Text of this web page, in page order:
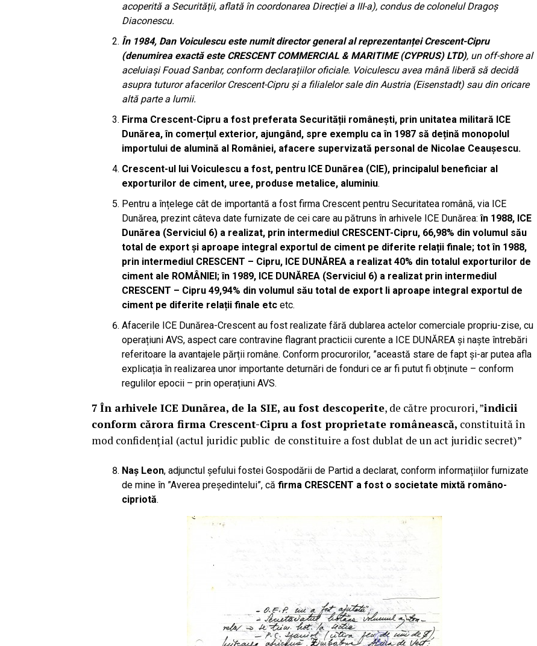
acoperită a Securității, aflată în coordonarea Direcției a III-a), condus de colonelul Dragoș
Diaconescu.
În 1984, Dan Voiculescu este numit director general al reprezentanței Crescent-Cipru
(denumirea exactă este CRESCENT COMMERCIAL & MARITIME (CYPRUS) LTD), un off-shore al
aceluiași Fouad Sanbar, conform declarațiilor oficiale. Voiculescu avea mână liberă să decidă
asupra tuturor afacerilor Crescent-Cipru și a filialelor sale din Austria (Eisenstadt) sau din oricare
altă parte a lumii.
Firma Crescent-Cipru a fost preferata Securității românești, prin unitatea militară ICE
Dunărea, în comerțul exterior, ajungând, spre exemplu ca în 1987 să dețină monopolul
importului de alumină al României, afacere supervizată personal de Nicolae Ceaușescu.
Crescent-ul lui Voiculescu a fost, pentru ICE Dunărea (CIE), principalul beneficiar al
exporturilor de ciment, uree, produse metalice, aluminiu.
Pentru a înțelege cât de importantă a fost firma Crescent pentru Securitatea română, via ICE
Dunărea, prezint câteva date furnizate de cei care au pătruns în arhivele ICE Dunărea:în 1988, ICE
Dunărea (Serviciul 6) a realizat, prin intermediul CRESCENT-Cipru, 66,98% din volumul său
total de export și aproape integral exportul de ciment pe diferite relații finale; tot în 1988,
prin intermediul CRESCENT – Cipru, ICE DUNĂREA a realizat 40% din totalul exporturilor de
ciment ale ROMÂNIEI; în 1989, ICE DUNĂREA (Serviciul 6) a realizat prin intermediul
CRESCENT – Cipru 49,94% din volumul său total de export li aproape integral exportul de
ciment pe diferite relații finale etc etc.
Afacerile ICE Dunărea-Crescent au fost realizate fără dublarea actelor comerciale propriu-zise, cu
operațiuni AVS, aspect care contravine flagrant practicii curente a ICE DUNĂREA și naște întrebări
referitoare la avantajele părții române. Conform procurorilor, ”această stare de fapt și-ar putea afla
explicația în realizarea unor importante deturnări de fonduri ce ar fi putut fi obținute – conform
regulilor epocii – prin operațiuni AVS.
7 În arhivele ICE Dunărea, de la SIE, au fost descoperite, de către procurori, ”indicii
conform cărora firma Crescent-Cipru a fost proprietate românească, constituită în
mod confidențial (actul juridic public de constituire a fost dublat de un act juridic secret)”
Naș Leon, adjunctul șefului fostei Gospodării de Partid a declarat, conform informațiilor furnizate
de mine în ”Averea președintelui”, că firma CRESCENT a fost o societate mixtă româno-
cipriotă.